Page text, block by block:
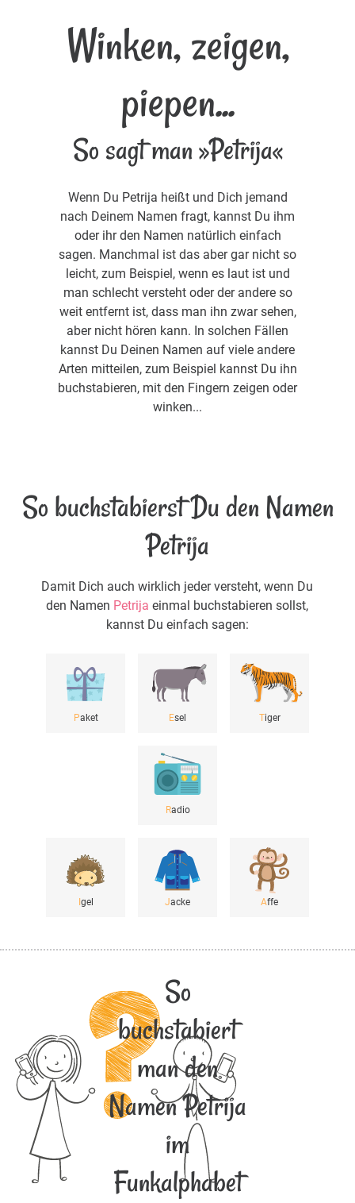
Winken, zeigen,
piepen...
So sagt man »Petrija«
Wenn Du Petrija heißt und Dich jemand
nach Deinem Namen fragt, kannst Du ihm
oder ihr den Namen natürlich einfach
sagen. Manchmal ist das aber gar nicht so
leicht, zum Beispiel, wenn es laut ist und
man schlecht versteht oder der andere so
weit entfernt ist, dass man ihn zwar sehen,
aber nicht hören kann. In solchen Fällen
kannst Du Deinen Namen auf viele andere
Arten mitteilen, zum Beispiel kannst Du ihn
buchstabieren, mit den Fingern zeigen oder
winken...
So buchstabierst Du den Namen
Petrija
Damit Dich auch wirklich jeder versteht, wenn Du
den Namen Petrija einmal buchstabieren sollst,
kannst Du einfach sagen:
Paket Esel Tiger
Radio
Igel Jacke Affe
So
buchstabiert
man den
Namen Petrija
im
Funkalphabet